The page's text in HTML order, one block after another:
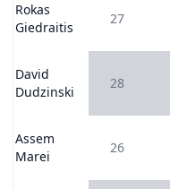
Rokas
Giedraitis
27
David
Dudzinski
28
Assem
Marei
26